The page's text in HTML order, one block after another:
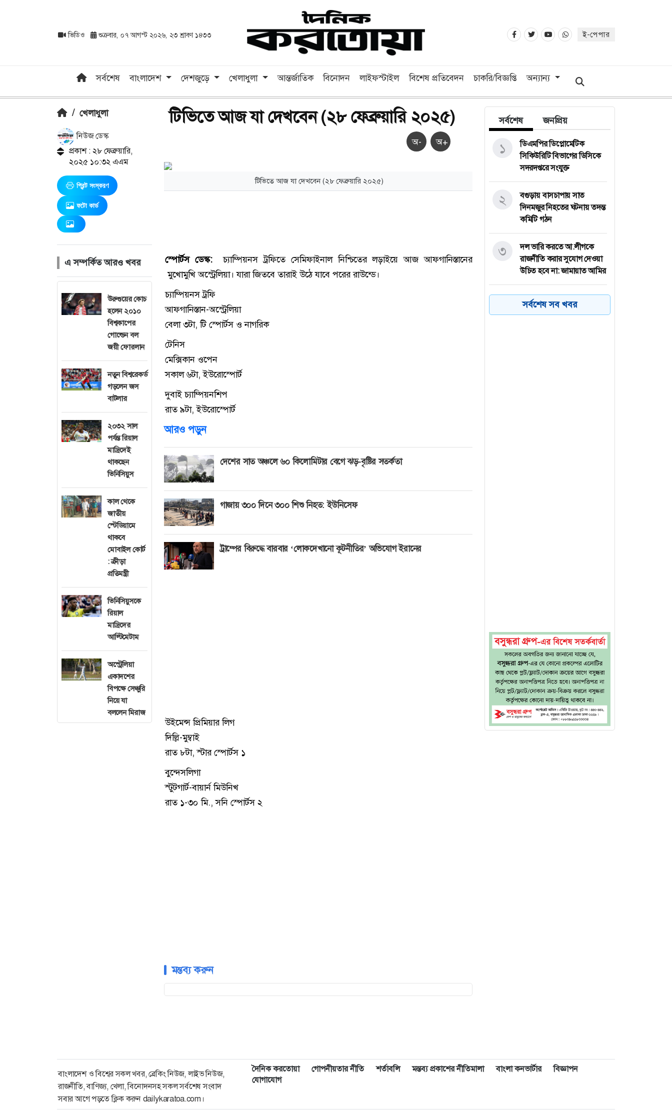
ভিডিও শুক্রবার, ০৭ আগস্ট ২০২৬, ২৩ শ্রাবণ ১৪৩৩ ই-পেপার
সর্বশেষ বাংলাদেশ দেশজুড়ে খেলাধুলা আন্তর্জাতিক বিনোদন লাইফস্টাইল বিশেষ প্রতিবেদন চাকরি/বিজ্ঞপ্তি অন্যান্য
/ খেলাধুলা
নিউজ ডেস্ক
প্রকাশ : ২৮ ফেব্রুয়ারি,
২০২৫ ১০:৩২ এএম
প্রিন্ট সংস্করণ
ফটো কার্ড
এ সম্পর্কিত আরও খবর
উরুগুয়ের কোচ
হলেন ২০১০
বিশ্বকাপের
গোল্ডেন বল
জয়ী ফোরলান
নতুন বিশ্বরেকর্ড
গড়লেন জস
বাটলার
২০৩২ সাল
পর্যন্ত রিয়াল
মাদ্রিদেই
থাকছেন
ভিনিসিয়ুস
কাল থেকে
জাতীয়
স্টেডিয়ামে
থাকবে
মোবাইল কোর্ট
: ক্রীড়া
প্রতিমন্ত্রী
ভিনিসিয়ুসকে
রিয়াল
মাদ্রিদের
আল্টিমেটাম
অস্ট্রেলিয়া
একাদশের
বিপক্ষে সেঞ্চুরি
নিয়ে যা
বললেন মিরাজ
টিভিতে আজ যা দেখবেন (২৮ ফেব্রুয়ারি ২০২৫)
অ- অ+
টিভিতে আজ যা দেখবেন (২৮ ফেব্রুয়ারি ২০২৫)
স্পোর্টস ডেস্ক:চ্যাম্পিয়নস ট্রফিতে সেমিফাইনাল নিশ্চিতের লড়াইয়ে আজ আফগানিস্তানের
মুখোমুখি অস্ট্রেলিয়া। যারা জিতবে তারাই উঠে যাবে পরের রাউন্ডে।
চ্যাম্পিয়নস ট্রফি
আফগানিস্তান-অস্ট্রেলিয়া
বেলা ৩টা, টি স্পোর্টস ও নাগরিক
টেনিস
মেক্সিকান ওপেন
সকাল ৬টা, ইউরোস্পোর্ট
দুবাই চ্যাম্পিয়নশিপ
রাত ৯টা, ইউরোস্পোর্ট
আরও পড়ুন
দেশের সাত অঞ্চলে ৬০ কিলোমিটার বেগে ঝড়-বৃষ্টির সতর্কতা
গাজায় ৩০০ দিনে ৩০০ শিশু নিহত: ইউনিসেফ
ট্রাম্পের বিরুদ্ধে বারবার ‘লোকদেখানো কূটনীতির’ অভিযোগ ইরানের
উইমেন্স প্রিমিয়ার লিগ
দিল্লি-মুম্বাই
রাত ৮টা, স্টার স্পোর্টস ১
বুন্দেসলিগা
স্টুটগার্ট-বায়ার্ন মিউনিখ
রাত ১-৩০ মি., সনি স্পোর্টস ২
মন্তব্য করুন
সর্বশেষ জনপ্রিয়
ডিএমপির ডিপ্লোমেটিক
সিকিউরিটি বিভাগের ডিসিকে
সদরদপ্তরে সংযুক্ত
১
বগুড়ায় বাসচাপায় সাত
দিনমজুর নিহতের ঘটনায় তদন্ত
কমিটি গঠন
২
দল ভারি করতে আ.লীগকে
রাজনীতি করার সুযোগ দেওয়া
উচিত হবে না: জামায়াত আমির
৩
আমের ক্যারেটে অভিনব
কৌশলে ৩৭৭ বোতল
সর্বশেষ সব খবর
বাংলাদেশ ও বিশ্বের সকল খবর, ব্রেকিং নিউজ, লাইভ নিউজ,
রাজনীতি, বাণিজ্য, খেলা, বিনোদনসহ সকল সর্বশেষ সংবাদ
সবার আগে পড়তে ক্লিক করুন dailykaratoa.com।
দৈনিক করতোয়া গোপনীয়তার নীতি শর্তাবলি মন্তব্য প্রকাশের নীতিমালা বাংলা কনভার্টার
বিজ্ঞাপন
যোগাযোগ